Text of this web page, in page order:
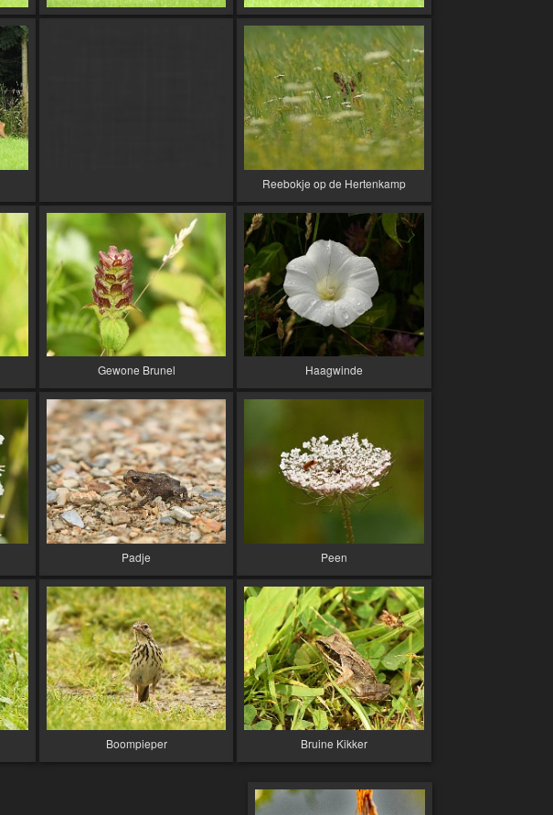
Reebokje op de Hertenkamp
Gewone Brunel Haagwinde
Padje Peen
Boompieper Bruine Kikker